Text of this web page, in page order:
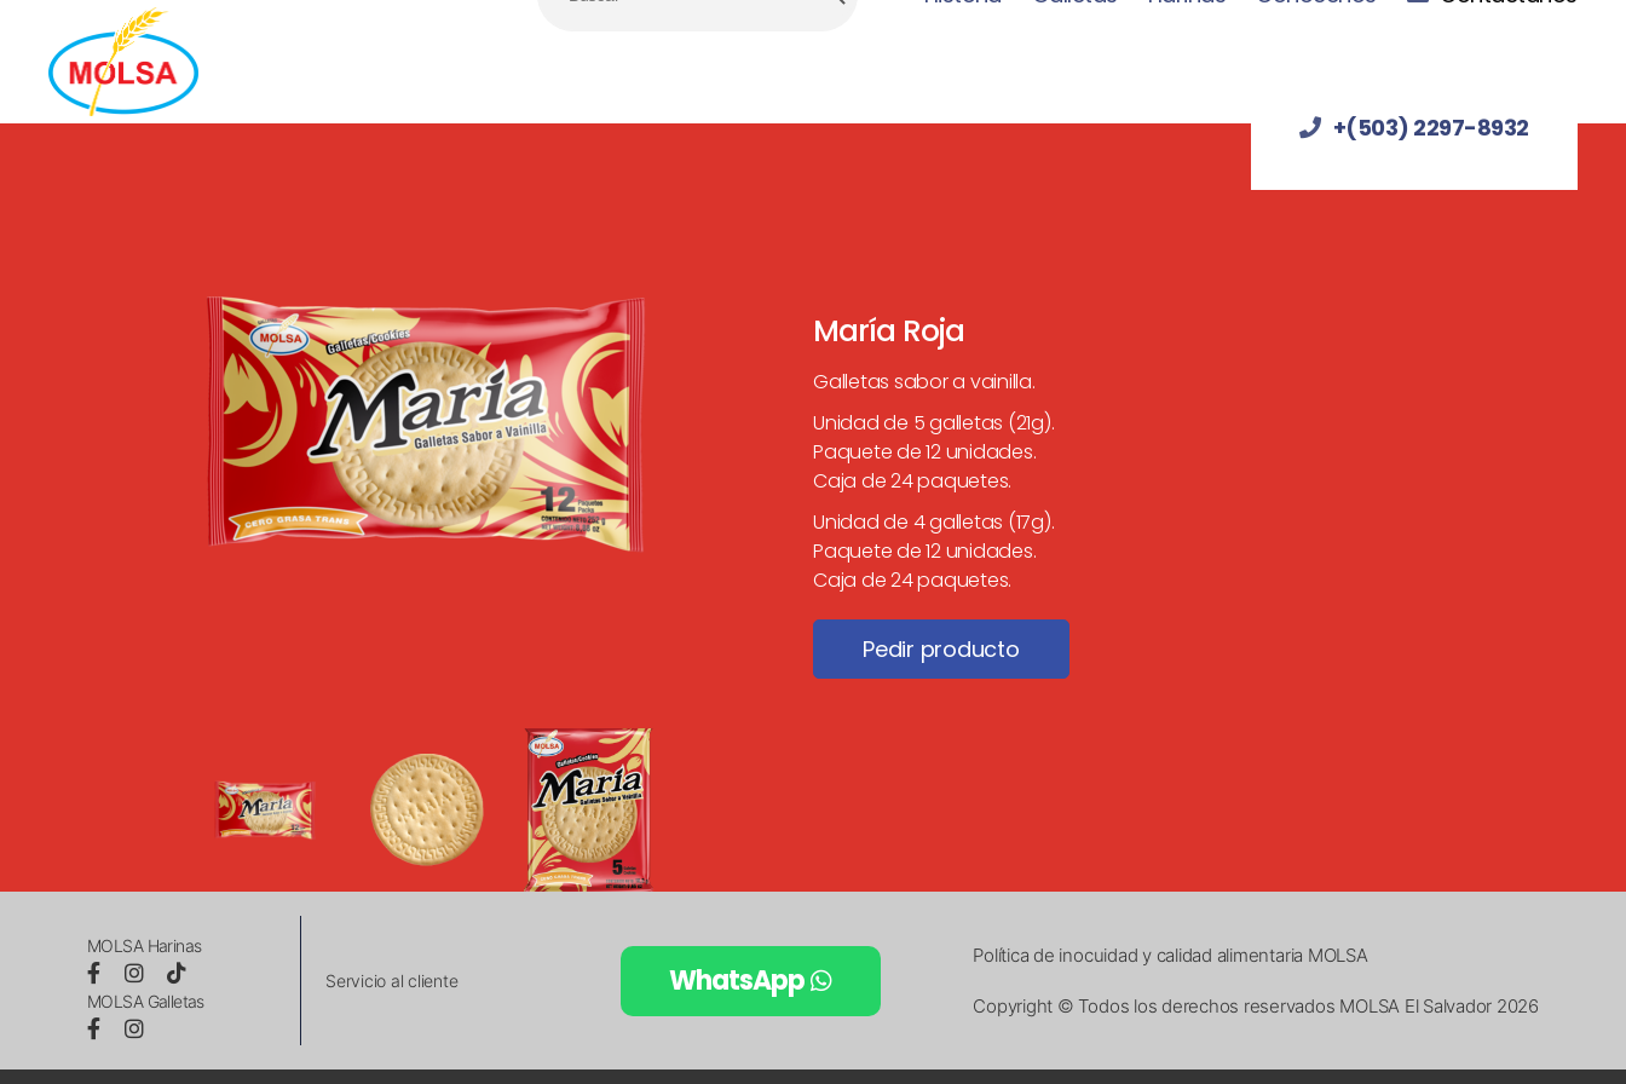
MOLSA +(503) 2297-8932
María Roja
Galletas sabor a vainilla.
Unidad de 5 galletas (21g).
Paquete de 12 unidades.
Caja de 24 paquetes.
Unidad de 4 galletas (17g).
Paquete de 12 unidades.
Caja de 24 paquetes.
Pedir producto
MOLSA Harinas
MOLSA Galletas
Servicio al cliente WhatsApp
Política de inocuidad y calidad alimentaria MOLSA
Copyright © Todos los derechos reservados MOLSA El Salvador 2026